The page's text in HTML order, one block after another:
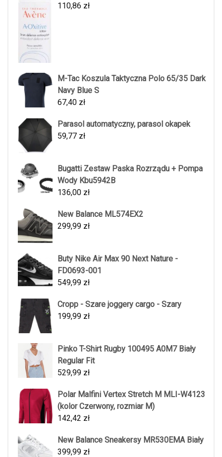
110,86 zł
M-Tac Koszula Taktyczna Polo 65/35 Dark
Navy Blue S
67,40 zł
Parasol automatyczny, parasol okapek
59,77 zł
Bugatti Zestaw Paska Rozrządu + Pompa
Wody Kbu5942B
136,00 zł
New Balance ML574EX2
299,99 zł
Buty Nike Air Max 90 Next Nature -
FD0693-001
549,99 zł
Cropp - Szare joggery cargo - Szary
199,99 zł
Pinko T-Shirt Rugby 100495 A0M7 Biały
Regular Fit
529,99 zł
Polar Malfini Vertex Stretch M MLI-W4123
(kolor Czerwony, rozmiar M)
142,42 zł
New Balance Sneakersy MR530EMA Biały
399,99 zł